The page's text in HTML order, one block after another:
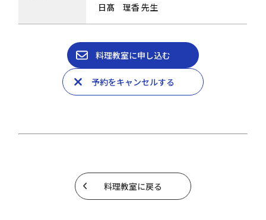
日髙 理香 先生
料理教室に申し込む
予約をキャンセルする
料理教室に戻る